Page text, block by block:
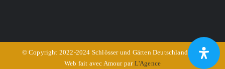
© Copyright 2022-2024 Schlösser und Gärten Deutschland e.V. -
Web fait avec Amour par L'Agence